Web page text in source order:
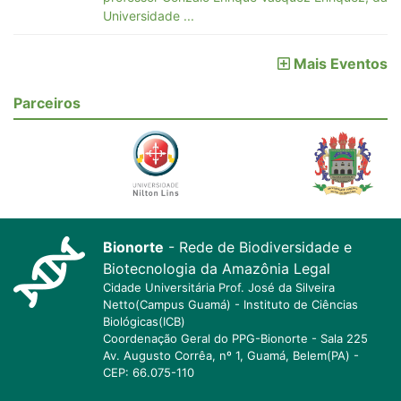
Universidade ...
Mais Eventos
Parceiros
Bionorte - Rede de Biodiversidade e
Biotecnologia da Amazônia Legal
Cidade Universitária Prof. José da Silveira
Netto(Campus Guamá) - Instituto de Ciências
Biológicas(ICB)
Coordenação Geral do PPG-Bionorte - Sala 225
Av. Augusto Corrêa, nº 1, Guamá, Belem(PA) -
CEP: 66.075-110